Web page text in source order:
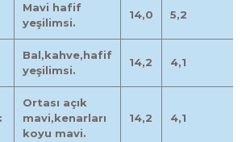
Mavi hafif
yeşilimsi.
14,0 5,2
Bal,kahve,hafif
yeşilimsi.
14,2 4,1
Ortası açık
mavi,kenarları
koyu mavi.
14,2 4,1